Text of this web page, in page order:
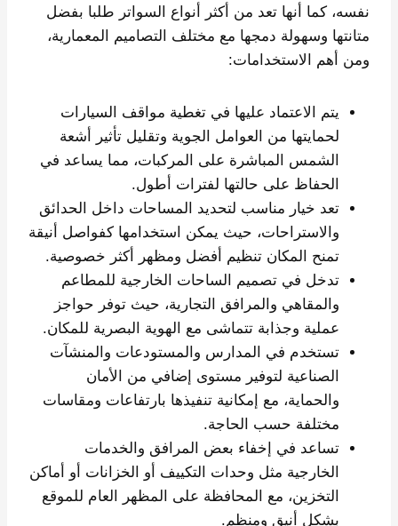
نفسه، كما أنها تعد من أكثر أنواع السواتر طلبا بفضل
متانتها وسهولة دمجها مع مختلف التصاميم المعمارية،
ومن أهم الاستخدامات:
يتم الاعتماد عليها في تغطية مواقف السيارات
لحمايتها من العوامل الجوية وتقليل تأثير أشعة
الشمس المباشرة على المركبات، مما يساعد في
الحفاظ على حالتها لفترات أطول.
تعد خيار مناسب لتحديد المساحات داخل الحدائق
والاستراحات، حيث يمكن استخدامها كفواصل أنيقة
تمنح المكان تنظيم أفضل ومظهر أكثر خصوصية.
تدخل في تصميم الساحات الخارجية للمطاعم
والمقاهي والمرافق التجارية، حيث توفر حواجز
عملية وجذابة تتماشى مع الهوية البصرية للمكان.
تستخدم في المدارس والمستودعات والمنشآت
الصناعية لتوفير مستوى إضافي من الأمان
والحماية، مع إمكانية تنفيذها بارتفاعات ومقاسات
مختلفة حسب الحاجة.
تساعد في إخفاء بعض المرافق والخدمات
الخارجية مثل وحدات التكييف أو الخزانات أو أماكن
التخزين، مع المحافظة على المظهر العام للموقع
بشكل أنيق ومنظم.